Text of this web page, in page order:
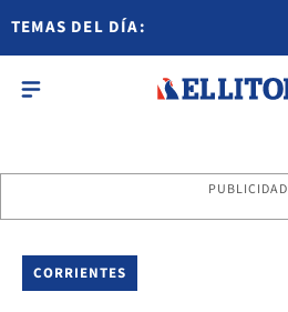
TEMAS DEL DÍA:
PUBLICIDAD
CORRIENTES